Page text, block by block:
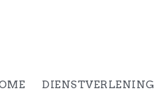
DIENSTVERLENING